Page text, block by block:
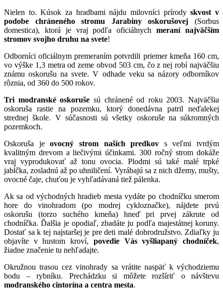
Nielen to. Kúsok za hradbami nájdu milovníci prírodyskvost v
podobe chráneného stromu Jarabiny oskorušovej (Sorbus
domestica), ktorá je vraj podľa oficiálnychmeraní najväčším
stromov svojho druhu na svete!
Odborníci oficiálnym premeraním potvrdili priemer kmeňa 160 cm,
vo výške 1,3 metra od zeme obvod 503 cm, čo z nej robí najväčšiu
známu oskorušu na svete. V odhade veku sa názory odborníkov
rôznia, od 360 do 500 rokov.
Tri modranské oskoruše sú chránené od roku 2003. Najväčšia
oskoruša rastie na pozemku, ktorý donedávna patril neďalekej
strednej škole. V súčasnosti sú všetky oskoruše na súkromných
pozemkoch.
Oskoruša jeovocný strom našich predkov s veľmi tvrdým
kvalitným drevom a liečivými účinkami. 300 ročný strom dokáže
vraj vyprodukovať až tonu ovocia. Plodmi sú také malé trpké
jabĺčka, zosladnú až po uhniličení. Vyrábajú sa z nich džemy, mušty,
ovocné čaje, chuťou je vyhľadávaná tiež pálenka.
Ak sa od východných hradieb mesta vydáte po chodníčku smerom
hore do vinohradom (po modrej cykloznačke), nájdete prvú
oskorušu (torzo suchého kmeňa) hneď pri prvej zákrute od
chodníčka. Ďalšia je opodiaľ, zbadáte ju podľa majestátnej koruny.
Dostať sa k tej najstaršej je pre deti malé dobrodružstvo. Zdiaľky ju
objavíte v hustom kroví, povedie Vás vyšliapaný chodníček,
žiadne značenie tu nehľadajte.
Okružnou trasou cez vinohrady sa vrátite naspäť k východziemu
bodu – rybníku. Prechádzku si môžete rozšíriť o návštevu
modranského cintorína a centra mesta.